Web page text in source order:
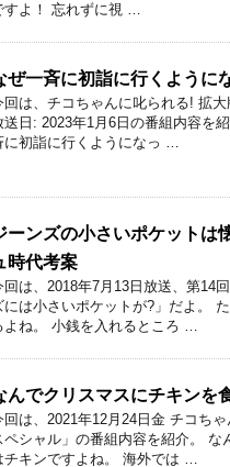
すよ！ 忘れずに視 …
ぜ一斉に初詣に行くように
回は、チコちゃんに叱られる! 拡
送日: 2023年1月6日の番組内容を
に初詣に行くようになっ …
ーンズの小さいポケットは
時代考案
回は、2018年7月13日放送、第14
には小さいポケットが?」だよ。
よね。 小銭を入れるところ …
んでクリスマスにチキンを
回は、2021年12月24日金 チコち
ペシャル」の番組内容を紹介。
チキンですよね。 海外では …